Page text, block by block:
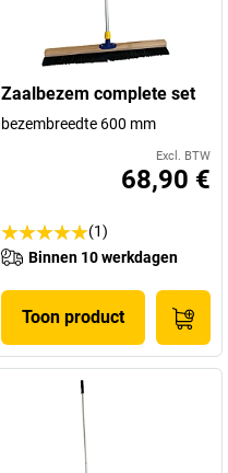
Zaalbezem complete set
bezembreedte 600 mm
Excl. BTW
68,90 €
(1)
Binnen 10 werkdagen
Toon product